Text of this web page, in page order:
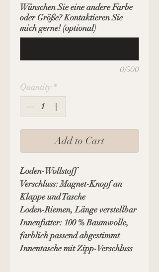
Wünschen Sie eine andere Farbe
oder Größe? Kontaktieren Sie
mich gerne! (optional)
0/500
Quantity *
Add to Cart
Loden-Wollstoff
Verschluss: Magnet-Knopf an
Klappe und Tasche
Loden-Riemen, Länge verstellbar
Innenfutter: 100 % Baumwolle,
farblich passend abgestimmt
Innentasche mit Zipp-Verschluss